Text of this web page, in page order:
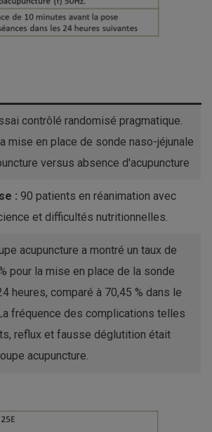
contrôlé randomisé pragmatique.
mise en place de sonde naso-jéjunale
versus absence d'acupuncture
: 90 patients en réanimation avec
et difficultés nutritionnelles.
acupuncture a montré un taux de
pour la mise en place de la sonde
heures, comparé à 70,45 % dans le
fréquence des complications telles
reflux et fausse déglutition était
acupuncture.